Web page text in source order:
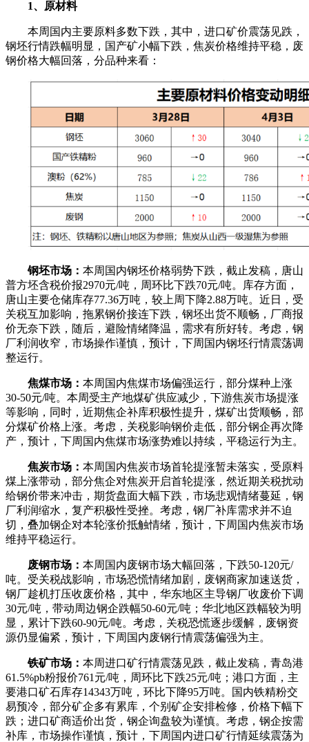
1、原材料
本周国内主要原料多数下跌，其中，进口矿价震荡见跌，
钢坯行情跌幅明显，国产矿小幅下跌，焦炭价格维持平稳，废
钢价格大幅回落，分品种来看：
钢坯市场： 本周国内钢坯价格弱势下跌，截止发稿，唐山
普方坯含税价报2970元/吨，周环比下跌70元/吨。库存方面，
唐山主要仓储库存77.36万吨，较上周下降2.88万吨。近日，受
关税互加影响，拖累钢价接连下跌，钢坯出货不顺畅，厂商报
价无奈下跌，随后，避险情绪降温，需求有所好转。考虑，钢
厂利润收窄，市场操作谨慎，预计，下周国内钢坯行情震荡调
整运行。
焦煤市场： 本周国内焦煤市场偏强运行，部分煤种上涨
30-50元/吨。本周受主产地煤矿供应减少，下游焦炭市场提涨
等影响，同时，近期焦企补库积极性提升，煤矿出货顺畅，部
分煤矿价格上涨。考虑，关税影响钢价走低，部分钢企再次降
产，预计，下周国内焦煤市场涨势难以持续，平稳运行为主。
焦炭市场： 本周国内焦炭市场首轮提涨暂未落实，受原料
煤上涨带动，部分焦企对焦炭开启首轮提涨，然近期关税扰动
给钢价带来冲击，期货盘面大幅下跌，市场悲观情绪蔓延，钢
厂利润缩水，复产积极性受挫。考虑，钢厂补库需求并不迫
切，叠加钢企对本轮涨价抵触情绪，预计，下周国内焦炭市场
维持平稳运行。
废钢市场： 本周国内废钢市场大幅回落，下跌50-120元/
吨。受关税战影响，市场恐慌情绪加剧，废钢商家加速送货，
钢厂趁机打压收废价格，其中，华东地区主导钢厂收废价下调
30元/吨，带动周边钢企跌幅50-60元/吨；华北地区跌幅较为明
显，累计下跌60-90元/吨。考虑，关税恐慌逐步缓解，废钢资
源仍显偏紧，预计，下周国内废钢行情震荡偏强为主。
铁矿市场： 本周进口矿行情震荡见跌，截止发稿，青岛港
61.5%pb粉报价761元/吨，周环比下跌25元/吨；港口方面，主
要港口矿石库存14343万吨，环比下降95万吨。国内铁精粉交
易预冷，部分矿企多有累库，个别矿企安排检修，价格下幅下
跌；进口矿商适价出货，钢企询盘较为谨慎。考虑，钢企按需
补库，市场操作谨慎，预计，下周国内进口矿行情延续震荡为